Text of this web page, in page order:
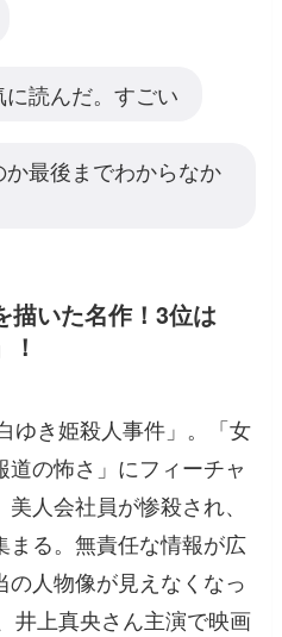
読んだ。すごい
最後までわからなか
描いた名作！3位は
ゆき姫殺人事件」。「女
の怖さ」にフィーチャ
人会社員が惨殺され、
まる。無責任な情報が広
の人物像が見えなくなっ
井上真央さん主演で映画